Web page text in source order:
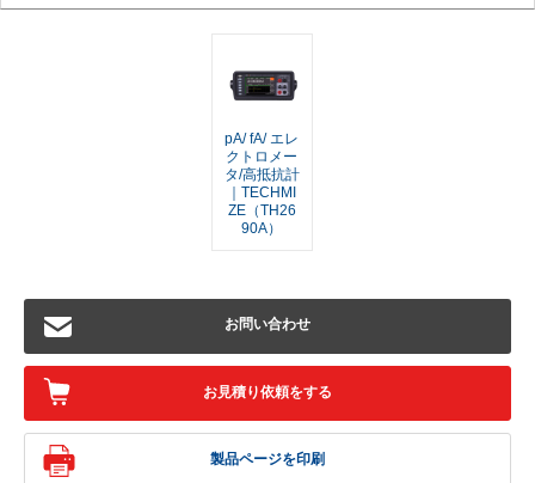
pA/ fA/ エレ
クトロメー
タ/高抵抗計
｜TECHMI
ZE（TH26
90A）
お問い合わせ
お見積り依頼をする
製品ページを印刷